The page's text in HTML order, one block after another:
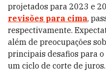
projetados para 2023 e
revisões para cima,
respectivamente.
além de preocupações
principais desafios para
um ciclo de corte de juros.